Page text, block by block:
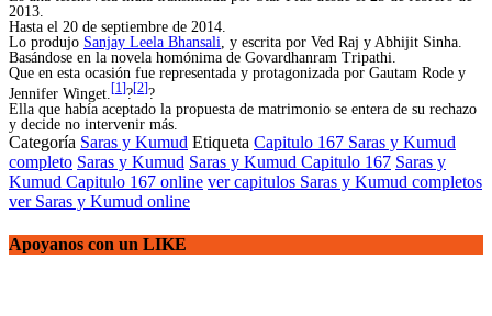
2013.
Hasta el 20 de septiembre de 2014.
Lo produjo Sanjay Leela Bhansali, y escrita por Ved Raj y Abhijit Sinha.
Basándose en la novela homónima de Govardhanram Tripathi.
Que en esta ocasión fue representada y protagonizada por Gautam Rode y
Jennifer Winget.
1 ? 2 ?
Ella que había aceptado la propuesta de matrimonio se entera de su rechazo
y decide no intervenir más.
Categoría Saras y Kumud Etiqueta Capitulo 167 Saras y Kumud
completo Saras y Kumud Saras y Kumud Capitulo 167 Saras y
Kumud Capitulo 167 online ver capitulos Saras y Kumud completos
ver Saras y Kumud online
Apoyanos con un LIKE